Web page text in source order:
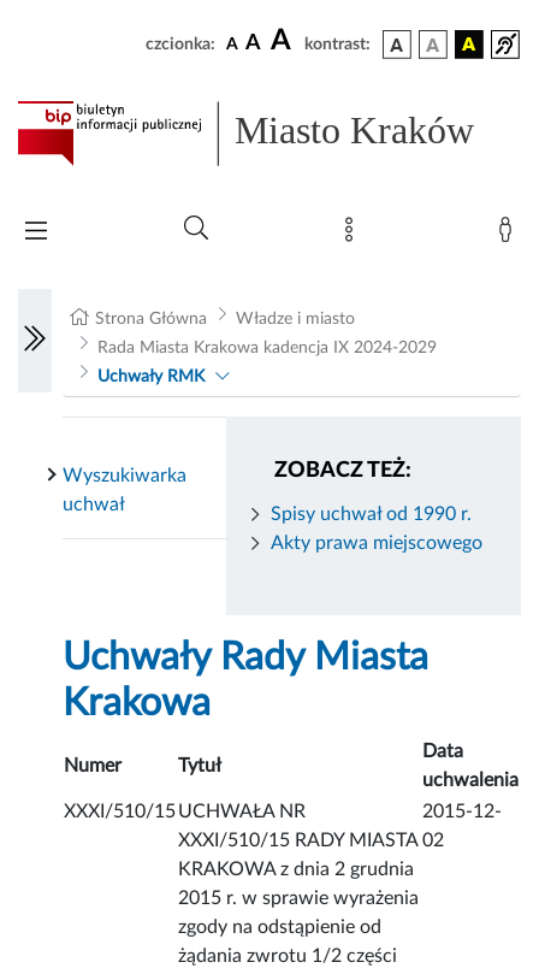
czcionka: A A A kontrast:
Miasto Kraków
Strona Główna
Władze i miasto
Rada Miasta Krakowa kadencja IX 2024-2029
Uchwały RMK
ZOBACZ TEŻ:
Spisy uchwał od 1990 r.
Akty prawa miejscowego
Wyszukiwarka
uchwał
Uchwały Rady Miasta
Krakowa
Numer Tytuł
Data
uchwalenia
XXXI/510/15UCHWAŁA NR
XXXI/510/15 RADY MIASTA
KRAKOWA z dnia 2 grudnia
2015 r. w sprawie wyrażenia
zgody na odstąpienie od
żądania zwrotu 1/2 części
2015-12-
02